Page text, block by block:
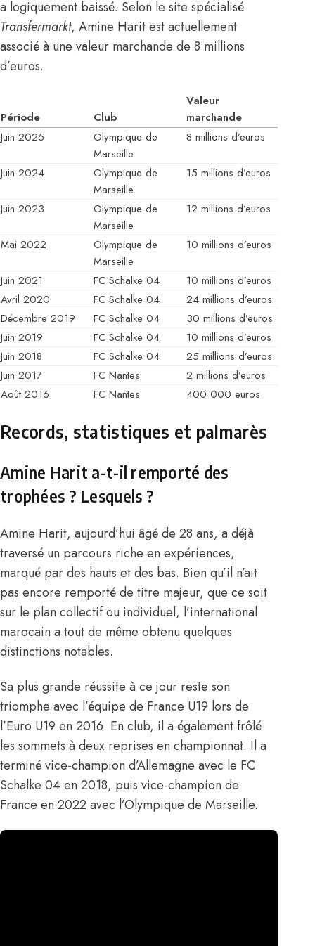
a logiquement baissé. Selon le site spécialisé
Transfermarkt, Amine Harit est actuellement
associé à une valeur marchande de 8 millions
d’euros.
Période Club
Valeur
marchande
Juin 2025
Olympique de
Marseille
8 millions d’euros
Juin 2024
Olympique de
Marseille
15 millions d’euros
Juin 2023
Olympique de
Marseille
12 millions d’euros
Mai 2022
Olympique de
Marseille
10 millions d’euros
Juin 2021 FC Schalke 04
10 millions d’euros
Avril 2020
FC Schalke 04
24 millions d’euros
Décembre 2019
FC Schalke 04
30 millions d’euros
Juin 2019
FC Schalke 04
10 millions d’euros
Juin 2018
FC Schalke 04
25 millions d’euros
Juin 2017
FC Nantes
2 millions d’euros
Août 2016
FC Nantes 400 000 euros
Records, statistiques et palmarès
Amine Harit a-t-il remporté des
trophées ? Lesquels ?
Amine Harit, aujourd’hui âgé de 28 ans, a déjà
traversé un parcours riche en expériences,
marqué par des hauts et des bas. Bien qu’il n’ait
pas encore remporté de titre majeur, que ce soit
sur le plan collectif ou individuel, l’international
marocain a tout de même obtenu quelques
distinctions notables.
Sa plus grande réussite à ce jour reste son
triomphe avec l’équipe de France U19 lors de
l’Euro U19 en 2016. En club, il a également frôlé
les sommets à deux reprises en championnat. Il a
terminé vice-champion d’Allemagne avec le FC
Schalke 04 en 2018, puis vice-champion de
France en 2022 avec l’Olympique de Marseille.